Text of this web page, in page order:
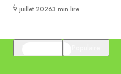
Publié
9 juillet 20263 min lire